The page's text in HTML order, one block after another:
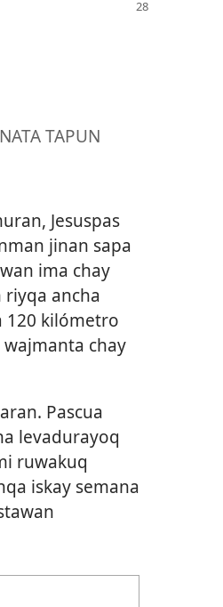
TAPUN
Jesuspas
jinan sapa
ima chay
riyqa ancha
120 kilómetro
chay
Pascua
levadurayoq
ruwakuq
iskay semana